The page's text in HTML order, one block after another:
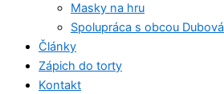
Masky na hru
Spolupráca s obcou Dubová
Články
Zápich do torty
Kontakt